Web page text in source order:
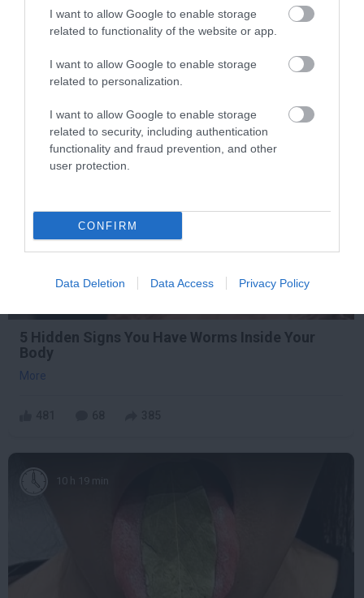
I want to allow Google to enable storage
related to functionality of the website or app.
I want to allow Google to enable storage
related to personalization.
I want to allow Google to enable storage
related to security, including authentication
functionality and fraud prevention, and other
user protection.
CONFIRM
Data Deletion Data Access Privacy Policy
Fungus Is A Parasite, And It Dies From A Drop Of
Plain...
243 129 377
3 h 1 min
5 Hidden Signs You Have Worms Inside Your
Body
More
10 h 19 min